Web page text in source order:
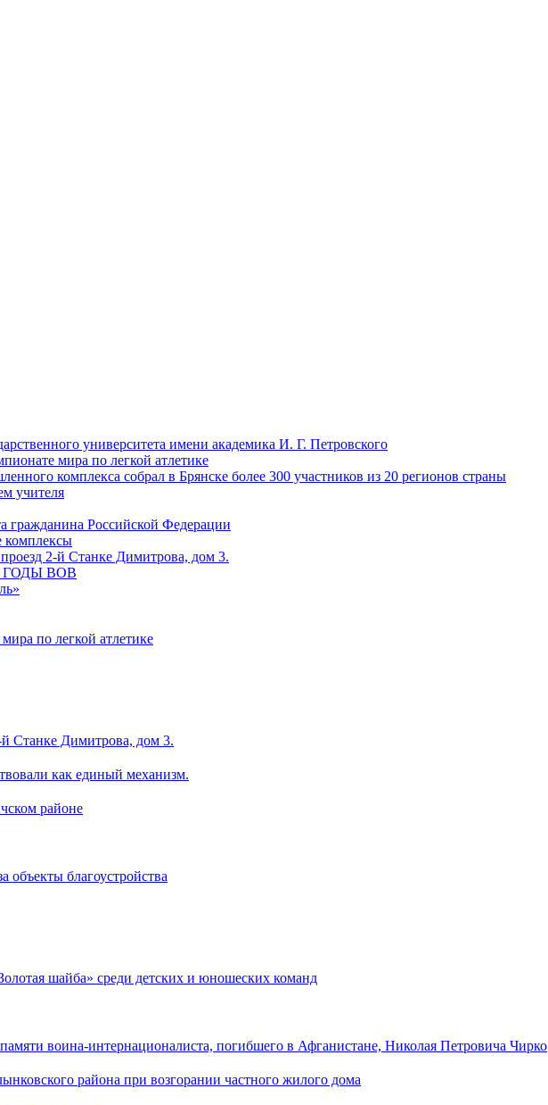
университета имени академика И. Г. Петровского
мира по легкой атлетике
комплекса собрал в Брянске более 300 участников из 20 регионов страны
учителя
гражданина Российской Федерации
комплексы
2-й Станке Димитрова, дом 3.
ГОДЫ ВОВ
по легкой атлетике
Станке Димитрова, дом 3.
как единый механизм.
районе
объекты благоустройства
шайба» среди детских и юношеских команд
воина-интернационалиста, погибшего в Афганистане, Николая Петровича Чирко
района при возгорании частного жилого дома